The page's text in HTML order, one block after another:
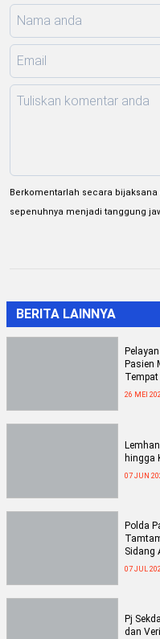
Berkomentarlah secara
sepenuhnya menjadi tanggung
BERITA LAINNYA
Pasien
Tempat
26 MEI
hingga
07 JUN
Polda
Sidang
07 JUL
Pj
dan